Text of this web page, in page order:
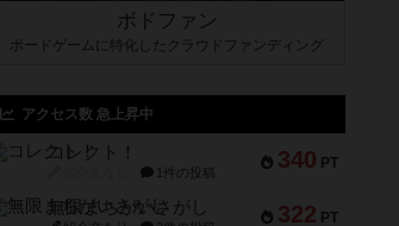
ボドファン
ボードゲームに特化したクラウドファンディング
アクセス数 急上昇中
340 PT
コレクト！
1件の投稿
322 PT
無限まちがいさがし